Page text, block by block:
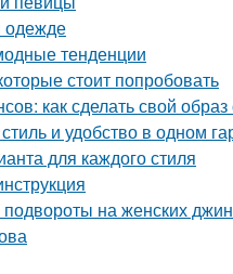
одежде
тенденции
стоит попробовать
как сделать свой
и удобство в одном
для каждого стиля
на женских